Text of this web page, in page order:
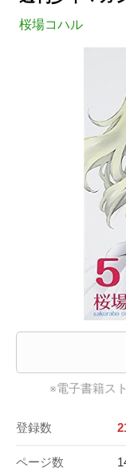
桜場コハル
※電子書籍ス
登録数
ページ数